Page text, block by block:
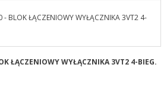
ŁĄCZENIOWY WYŁĄCZNIKA 3VT2 4-BIEG.